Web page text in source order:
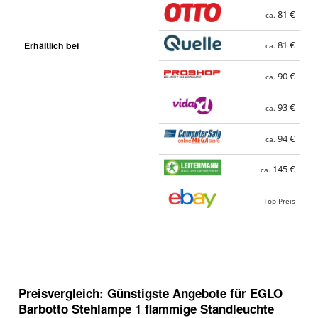
Erhältlich bei
ca. 81 €
ca. 81 €
ca. 90 €
ca. 93 €
ca. 94 €
ca. 145 €
Top Preis
Preisvergleich: Günstigste Angebote für EGLO
Barbotto Stehlampe 1 flammige Standleuchte